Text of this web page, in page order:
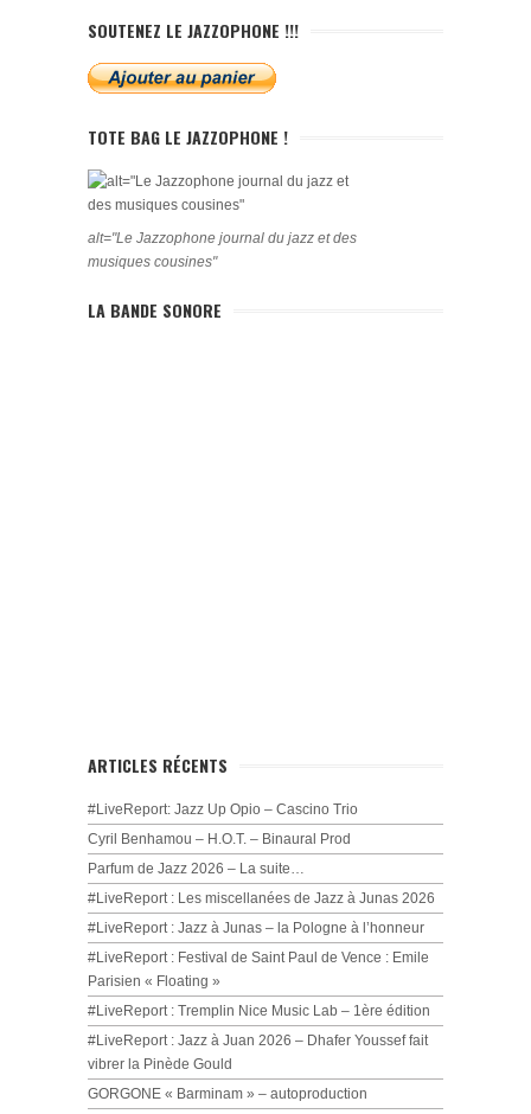
SOUTENEZ LE JAZZOPHONE !!!
TOTE BAG LE JAZZOPHONE !
alt="Le Jazzophone journal du jazz et des
musiques cousines"
LA BANDE SONORE
ARTICLES RÉCENTS
#LiveReport: Jazz Up Opio – Cascino Trio
Cyril Benhamou – H.O.T. – Binaural Prod
Parfum de Jazz 2026 – La suite…
#LiveReport : Les miscellanées de Jazz à Junas 2026
#LiveReport : Jazz à Junas – la Pologne à l’honneur
#LiveReport : Festival de Saint Paul de Vence : Emile
Parisien « Floating »
#LiveReport : Tremplin Nice Music Lab – 1ère édition
#LiveReport : Jazz à Juan 2026 – Dhafer Youssef fait
vibrer la Pinède Gould
GORGONE « Barminam » – autoproduction